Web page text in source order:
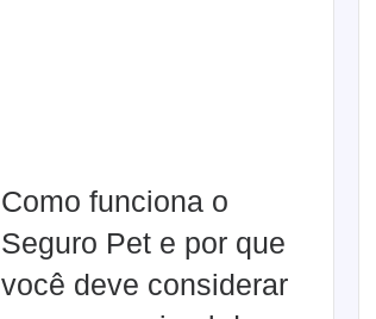
Como funciona o
Seguro Pet e por que
você deve considerar